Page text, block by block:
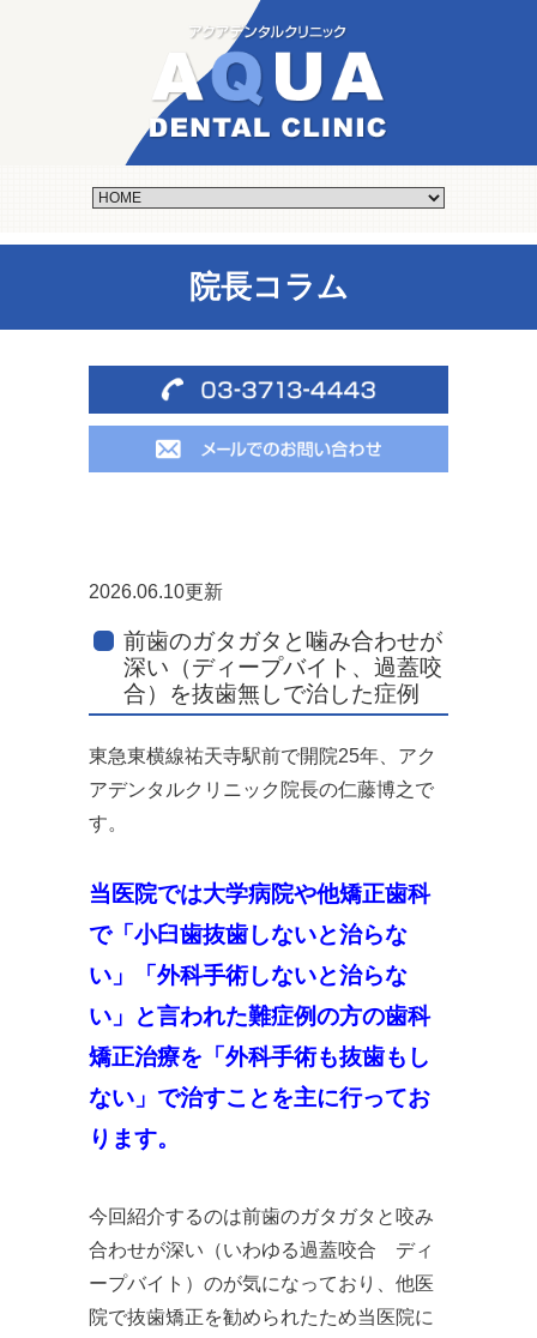
院長コラム
2026.06.10更新
前歯のガタガタと噛み合わせが
深い（ディープバイト、過蓋咬
合）を抜歯無しで治した症例
東急東横線祐天寺駅前で開院25年、アク
アデンタルクリニック院長の仁藤博之で
す。
当医院では大学病院や他矯正歯科
で「小臼歯抜歯しないと治らな
い」「外科手術しないと治らな
い」と言われた難症例の方の歯科
矯正治療を「外科手術も抜歯もし
ない」で治すことを主に行ってお
ります。
今回紹介するのは前歯のガタガタと咬み
合わせが深い（いわゆる過蓋咬合 ディ
ープバイト）のが気になっており、他医
院で抜歯矯正を勧められたため当医院に